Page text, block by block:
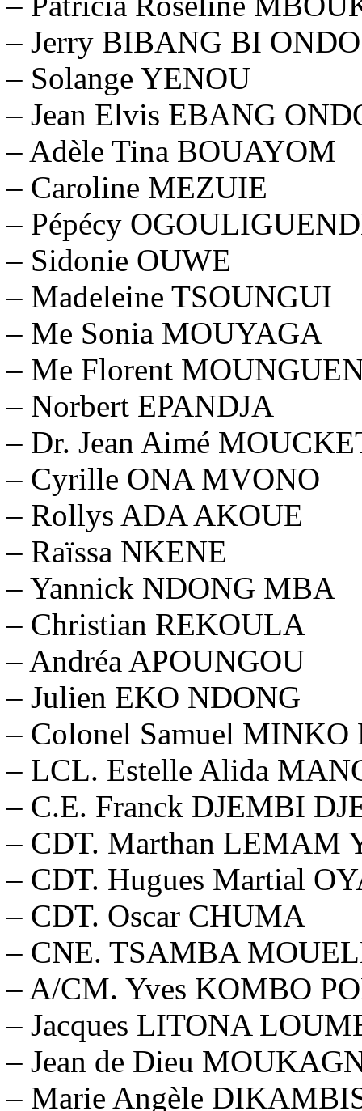
– Jerry BIBANG BI ONDO
– Solange YENOU
– Jean Elvis EBANG
– Adèle Tina BOUAYOM
– Caroline MEZUIE
– Pépécy
– Sidonie OUWE
– Madeleine TSOUNGUI
– Me Sonia MOUYAGA
– Me Florent
– Norbert EPANDJA
– Dr. Jean Aimé
– Cyrille ONA MVONO
– Rollys ADA AKOUE
– Raïssa NKENE
– Yannick NDONG MBA
– Christian REKOULA
– Andréa APOUNGOU
– Julien EKO NDONG
– Colonel Samuel
– LCL. Estelle Alida
– C.E. Franck DJEMBI
– CDT. Marthan LEMAM
– CDT. Hugues Martial
– CDT. Oscar CHUMA
– CNE. TSAMBA
– A/CM. Yves KOMBO
– Jacques LITONA
– Jean de Dieu
– Marie Angèle